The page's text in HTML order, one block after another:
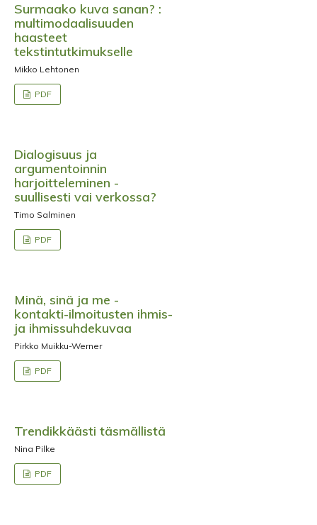
Surmaako kuva sanan? :
multimodaalisuuden
haasteet
tekstintutkimukselle
Mikko Lehtonen
PDF
Dialogisuus ja
argumentoinnin
harjoitteleminen -
suullisesti vai verkossa?
Timo Salminen
PDF
Minä, sinä ja me -
kontakti-ilmoitusten ihmis-
ja ihmissuhdekuvaa
Pirkko Muikku-Werner
PDF
Trendikkäästi täsmällistä
Nina Pilke
PDF